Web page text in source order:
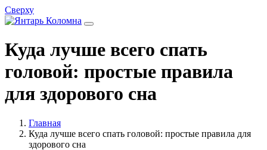
Сверху
Куда лучше всего спать
головой: простые правила
для здорового сна
Главная
Куда лучше всего спать головой: простые правила для
здорового сна